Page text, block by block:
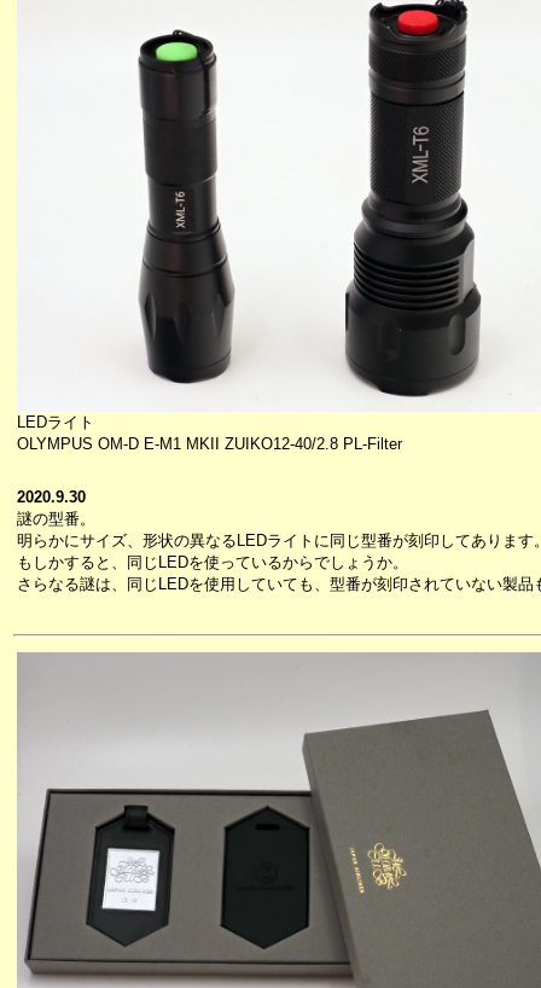
LEDライト
OLYMPUS OM-D E-M1 MKII ZUIKO12-40/2.8 PL-Filter
2020.9.30
謎の型番。
明らかにサイズ、形状の異なるLEDライトに同じ型番が刻印してあります
もしかすると、同じLEDを使っているからでしょうか。
さらなる謎は、同じLEDを使用していても、型番が刻印されていない製品